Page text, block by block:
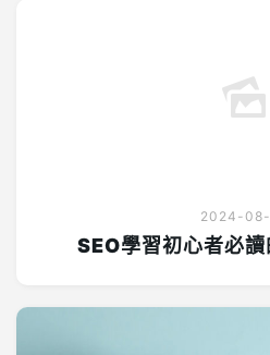
2024-
SEO學習初心者必